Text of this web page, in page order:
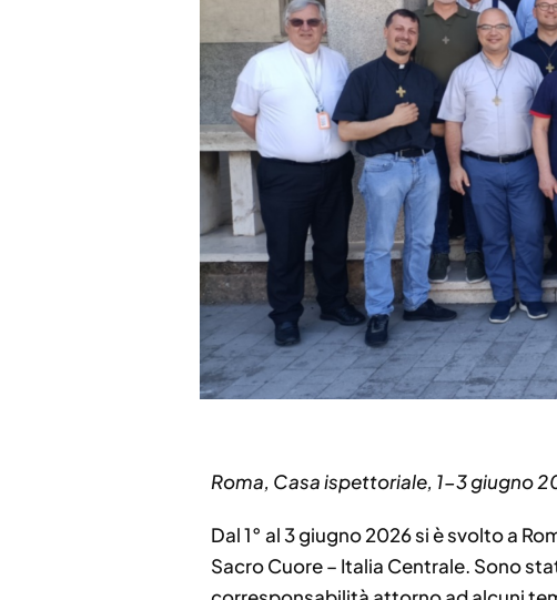
Roma, Casa ispettoriale, 1-3 giugno
Dal 1° al 3 giugno 2026 si è svolto a
Sacro Cuore – Italia Centrale. Sono